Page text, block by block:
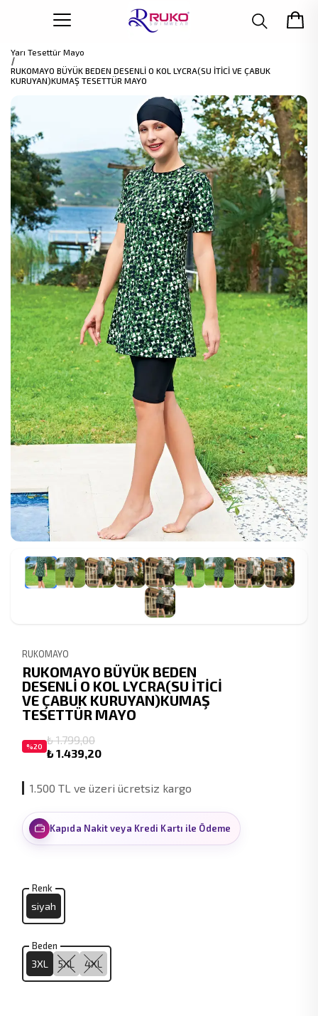
Yarı Tesettür Mayo
RUKOMAYO BÜYÜK BEDEN DESENLİ O KOL LYCRA(SU İTİCİ VE ÇABUK
KURUYAN)KUMAŞ TESETTÜR MAYO
RUKOMAYO
RUKOMAYO BÜYÜK BEDEN
DESENLİ O KOL LYCRA(SU İTİCİ
VE ÇABUK KURUYAN)KUMAŞ
TESETTÜR MAYO
%20 ₺ 1.799,00
₺ 1.439,20
1.500 TL ve üzeri ücretsiz kargo
Kapıda Nakit veya Kredi Kartı ile Ödeme
Renk
siyah
Beden
3XL 5XL 4XL